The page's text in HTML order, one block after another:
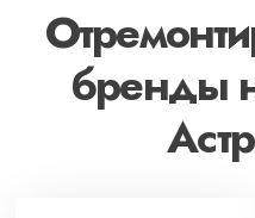
бренды